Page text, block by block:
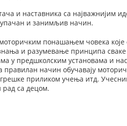
и наставника са најважнијим
и занимљив начин.
понашањем човека које
и разумевање принципа
у предшколским установама и
начин обучавају
приликом учења итд.
са децом.